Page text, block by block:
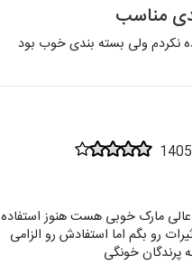
مناسب
نکردم ولی بسته بندی خوب بود
مارک خوبی هست هنوز استفاده
رو بگم اما استفادش رو الزامی
پرندگان خونگی